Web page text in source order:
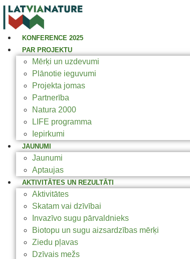
KONFERENCE 2025
PAR PROJEKTU
Mērķi un uzdevumi
Plānotie ieguvumi
Projekta jomas
Partnerība
Natura 2000
LIFE programma
Iepirkumi
JAUNUMI
Jaunumi
Aptaujas
AKTIVITĀTES UN REZULTĀTI
Aktivitātes
Skatam vai dzīvībai
Invazīvo sugu pārvaldnieks
Biotopu un sugu aizsardzības mērķi
Ziedu pļavas
Dzīvais mežs